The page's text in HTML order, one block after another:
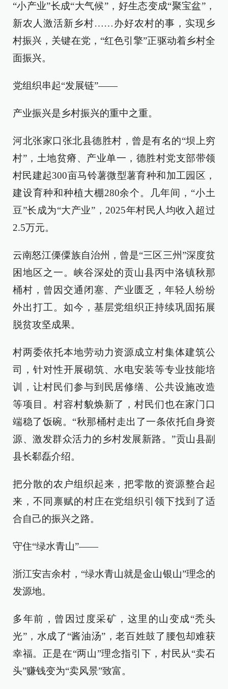
“小产业”长成“大气候”，好生态变成“聚宝盆”，
新农人激活新乡村……办好农村的事，实现乡
村振兴，关键在党，“红色引擎”正驱动着乡村全
面振兴。
党组织串起“发展链”——
产业振兴是乡村振兴的重中之重。
河北张家口张北县德胜村，曾是有名的“坝上穷
村”，土地贫瘠、产业单一，德胜村党支部带领
村民建起300亩马铃薯微型薯育种和加工园区，
建设育种和种植大棚280余个。几年间，“小土
豆”长成为“大产业”，2025年村民人均收入超过
2.5万元。
云南怒江傈僳族自治州，曾是“三区三州”深度贫
困地区之一。峡谷深处的贡山县丙中洛镇秋那
桶村，曾因交通闭塞、产业匮乏，年轻人纷纷
外出打工。如今，基层党组织正持续巩固拓展
脱贫攻坚成果。
村两委依托本地劳动力资源成立村集体建筑公
司，针对性开展砌筑、水电安装等专业技能培
训，让村民们参与到民居修缮、公共设施改造
等项目。村容村貌焕新了，村民们也在家门口
端稳了饭碗。“秋那桶村走出了一条依托自身资
源、激发群众活力的乡村发展新路。”贡山县副
县长郗磊介绍。
把分散的农户组织起来，把零散的资源整合起
来，不同禀赋的村庄在党组织引领下找到了适
合自己的振兴之路。
守住“绿水青山”——
浙江安吉余村，“绿水青山就是金山银山”理念的
发源地。
多年前，曾因过度采矿，这里的山变成“秃头
光”，水成了“酱油汤”，老百姓鼓了腰包却难获
幸福。正是在“两山”理念指引下，村民从“卖石
头”赚钱变为“卖风景”致富。